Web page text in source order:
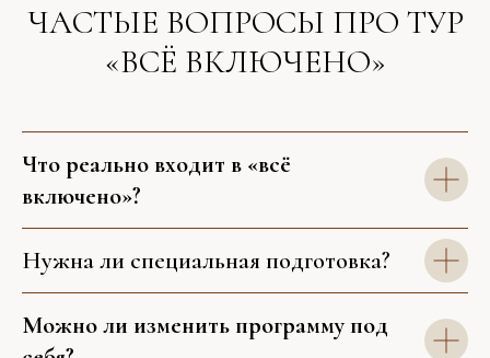
ЧАСТЫЕ ВОПРОСЫ ПРО ТУР
«ВСЁ ВКЛЮЧЕНО»
Что реально входит в «всё
включено»?
Нужна ли специальная подготовка?
Можно ли изменить программу под